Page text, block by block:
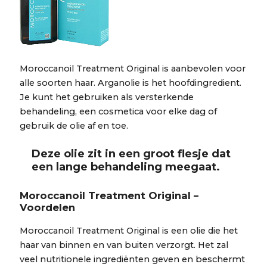
Moroccanoil Treatment Original is aanbevolen voor
alle soorten haar. Arganolie is het hoofdingredient.
Je kunt het gebruiken als versterkende
behandeling, een cosmetica voor elke dag of
gebruik de olie af en toe.
Deze olie zit in een groot flesje dat
een lange behandeling meegaat.
Moroccanoil Treatment Original –
Voordelen
Moroccanoil Treatment Original is een olie die het
haar van binnen en van buiten verzorgt. Het zal
veel nutritionele ingrediënten geven en beschermt